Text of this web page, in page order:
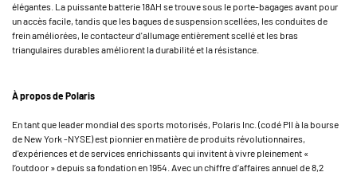
élégantes. La puissante batterie 18AH se trouve sous le porte-bagages avant pour
un accès facile, tandis que les bagues de suspension scellées, les conduites de
frein améliorées, le contacteur d'allumage entièrement scellé et les bras
triangulaires durables améliorent la durabilité et la résistance.
À propos de Polaris
En tant que leader mondial des sports motorisés, Polaris Inc. (codé PII à la bourse
de New York -NYSE) est pionnier en matière de produits révolutionnaires,
d'expériences et de services enrichissants qui invitent à vivre pleinement «
l’outdoor » depuis sa fondation en 1954. Avec un chiffre d’affaires annuel de 8,2